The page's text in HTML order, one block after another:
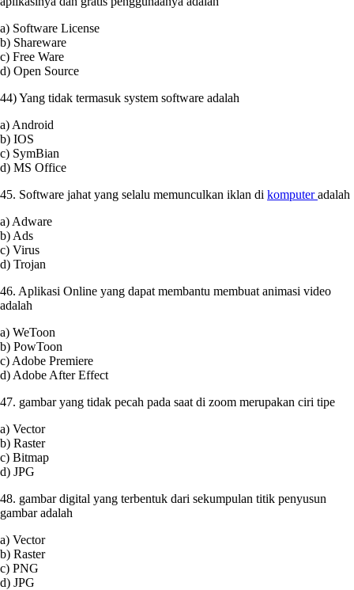
a) Software License
b) Shareware
c) Free Ware
d) Open Source
44) Yang tidak termasuk system software adalah
a) Android
b) IOS
c) SymBian
d) MS Office
45. Software jahat yang selalu memunculkan iklan di komputeradalah
a) Adware
b) Ads
c) Virus
d) Trojan
46. Aplikasi Online yang dapat membantu membuat animasi video
adalah
a) WeToon
b) PowToon
c) Adobe Premiere
d) Adobe After Effect
47. gambar yang tidak pecah pada saat di zoom merupakan ciri tipe
a) Vector
b) Raster
c) Bitmap
d) JPG
48. gambar digital yang terbentuk dari sekumpulan titik penyusun
gambar adalah
a) Vector
b) Raster
c) PNG
d) JPG